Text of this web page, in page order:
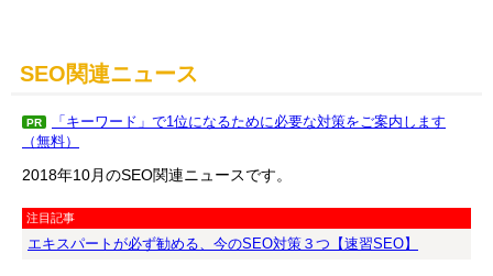
SEO関連ニュース
PR
「キーワード」で1位になるために必要な対策をご案内します
（無料）
2018年10月のSEO関連ニュースです。
注目記事
エキスパートが必ず勧める、今のSEO対策３つ【速習SEO】